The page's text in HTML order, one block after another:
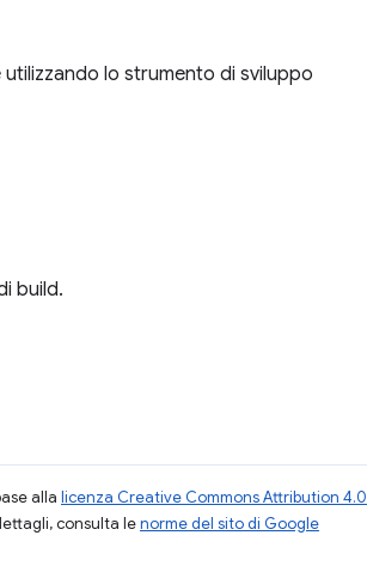
lo strumento di sviluppo
build.
alla licenza Creative Commons Attribution 4.0
consulta lenorme del sito di Google